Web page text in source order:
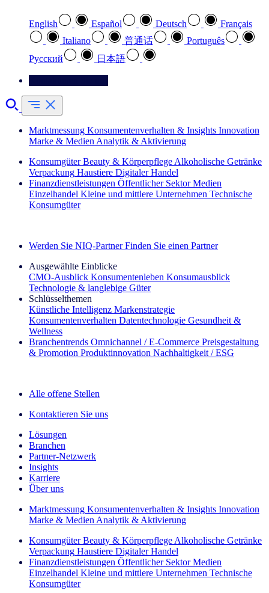
English Español Deutsch
Français
Italiano
普通话
Português
Pусский
日本語
Marktmessung Konsumentenverhalten & Insights Innovation
Marke & Medien Analytik & Aktivierung
Konsumgüter Beauty & Körperpflege Alkoholische Getränke
Verpackung Haustiere Digitaler Handel
Finanzdienstleistungen Öffentlicher Sektor Medien
Einzelhandel Kleine und mittlere Unternehmen Technische
Konsumgüter
Werden Sie NIQ-Partner Finden Sie einen Partner
Ausgewählte Einblicke
CMO‑Ausblick Konsumentenleben Konsumausblick
Technologie & langlebige Güter
Schlüsselthemen
Künstliche Intelligenz Markenstrategie
Konsumentenverhalten Datentechnologie Gesundheit &
Wellness
Branchentrends Omnichannel / E‑Commerce Preisgestaltung
& Promotion Produktinnovation Nachhaltigkeit / ESG
Alle offene Stellen
Kontaktieren Sie uns
Lösungen
Branchen
Partner-Netzwerk
Insights
Karriere
Über uns
Marktmessung Konsumentenverhalten & Insights Innovation
Marke & Medien Analytik & Aktivierung
Konsumgüter Beauty & Körperpflege Alkoholische Getränke
Verpackung Haustiere Digitaler Handel
Finanzdienstleistungen Öffentlicher Sektor Medien
Einzelhandel Kleine und mittlere Unternehmen Technische
Konsumgüter